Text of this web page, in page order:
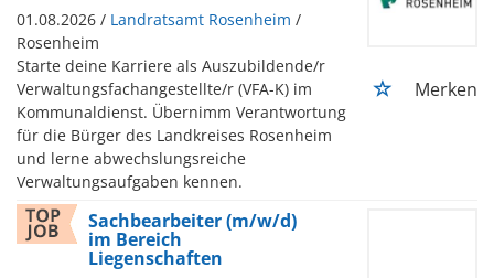
01.08.2026 / Landratsamt Rosenheim /
Rosenheim
Starte deine Karriere als Auszubildende/r
Verwaltungsfachangestellte/r (VFA-K) im
Kommunaldienst. Übernimm Verantwortung
für die Bürger des Landkreises Rosenheim
und lerne abwechslungsreiche
Verwaltungsaufgaben kennen.
Merken
Sachbearbeiter (m/w/d)
im Bereich
Liegenschaften